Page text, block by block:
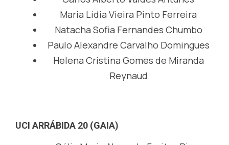
Maria Lídia Vieira Pinto Ferreira
Natacha Sofia Fernandes Chumbo
Paulo Alexandre Carvalho Domingues
Helena Cristina Gomes de Miranda
Reynaud
UCI ARRÁBIDA 20 (GAIA)